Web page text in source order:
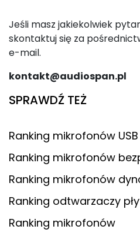
Jeśli masz jakiekolwiek
skontaktuj się za
e-mail.
kontakt@audiospan.pl
SPRAWDŹ TEŻ
Ranking mikrofonów
Ranking mikrofonów
Ranking mikrofonów
Ranking odtwarzaczy
Ranking mikrofonów